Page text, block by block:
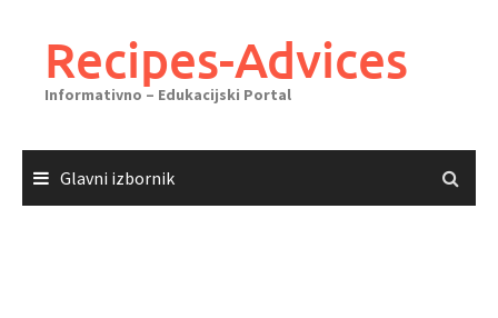
sadržajaRecipes-Advices
Informativno – Edukacijski Portal
Glavni izbornik